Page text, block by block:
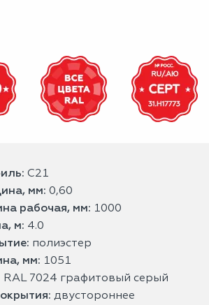
С21
мм: 0,60
рабочая, мм: 1000
м: 4.0
полиэстер
мм: 1051
RAL 7024 графитовый серый
двустороннее